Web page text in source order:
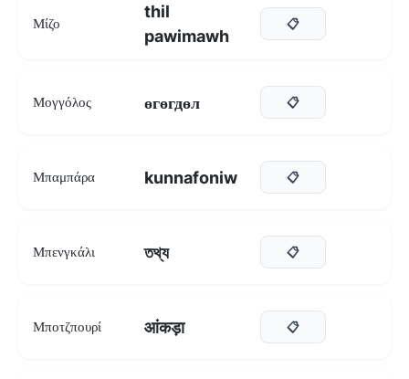
Μίζο
thil
pawimawh
📋
Μογγόλος өгөгдөл 📋
Μπαμπάρα kunnafoniw 📋
Μπενγκάλι তথ্য 📋
Μποτζπουρί आंकड़ा 📋